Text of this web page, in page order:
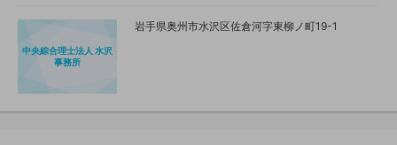
中央綜合理士法人 水沢
事務所
岩手県奥州市水沢区佐倉河字東柳ノ町19-1